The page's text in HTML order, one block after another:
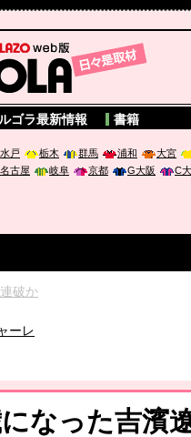
ゴラ最新情報 書籍
水戸 栃木 群馬 浦和
大宮
名古屋 岐阜 京都 G大阪
C
破か
ーレ
い
になった吉濱